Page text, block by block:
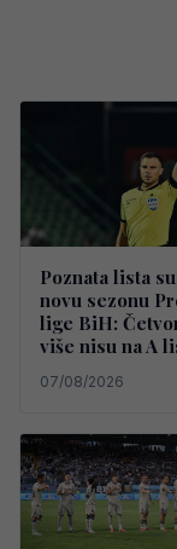
Poznata lista
novu sezonu
lige BiH:
više nisu na A
07/08/2026